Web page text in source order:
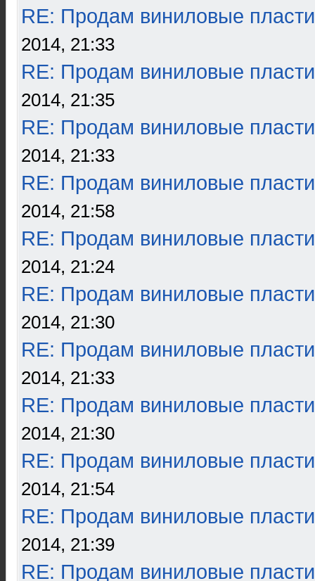
RE: Продам виниловые
2014, 21:33
RE: Продам виниловые
2014, 21:35
RE: Продам виниловые
2014, 21:33
RE: Продам виниловые
2014, 21:58
RE: Продам виниловые
2014, 21:24
RE: Продам виниловые
2014, 21:30
RE: Продам виниловые
2014, 21:33
RE: Продам виниловые
2014, 21:30
RE: Продам виниловые
2014, 21:54
RE: Продам виниловые
2014, 21:39
RE: Продам виниловые